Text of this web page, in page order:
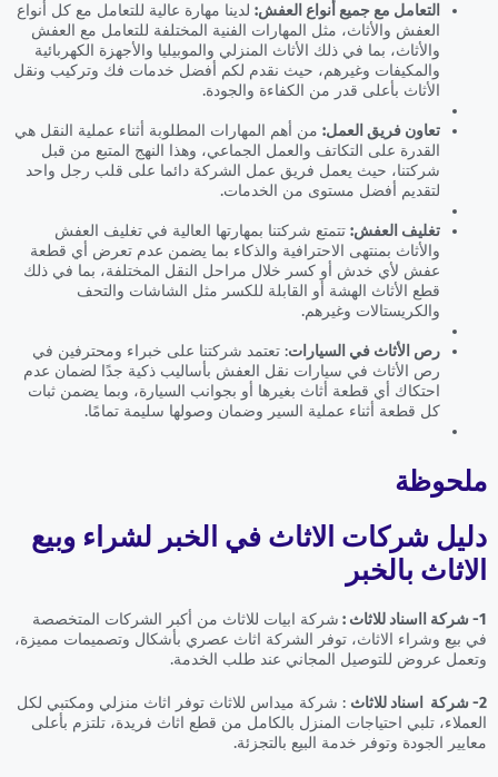
التعامل مع جميع أنواع العفش: لدينا مهارة عالية للتعامل مع كل أنواع
العفش والأثاث، مثل المهارات الفنية المختلفة للتعامل مع العفش
والأثاث، بما في ذلك الأثاث المنزلي والموبيليا والأجهزة الكهربائية
والمكيفات وغيرهم، حيث نقدم لكم أفضل خدمات فك وتركيب ونقل
الأثاث بأعلى قدر من الكفاءة والجودة.
تعاون فريق العمل: من أهم المهارات المطلوبة أثناء عملية النقل هي
القدرة على التكاتف والعمل الجماعي، وهذا النهج المتبع من قبل
شركتنا، حيث يعمل فريق عمل الشركة دائما على قلب رجل واحد
لتقديم أفضل مستوى من الخدمات.
تغليف العفش: تتمتع شركتنا بمهارتها العالية في تغليف العفش
والأثاث بمنتهى الاحترافية والذكاء بما يضمن عدم تعرض أي قطعة
عفش لأي خدش أو كسر خلال مراحل النقل المختلفة، بما في ذلك
قطع الأثاث الهشة أو القابلة للكسر مثل الشاشات والتحف
والكريستالات وغيرهم.
رص الأثاث في السيارات: تعتمد شركتنا على خبراء ومحترفين في
رص الأثاث في سيارات نقل العفش بأساليب ذكية جدًا لضمان عدم
احتكاك أي قطعة أثاث بغيرها أو بجوانب السيارة، وبما يضمن ثبات
كل قطعة أثناء عملية السير وضمان وصولها سليمة تمامًا.
ملحوظة
دليل شركات الاثاث في الخبر لشراء وبيع
الاثاث بالخبر
1- شركة ااسناد للاثاث :
شركة ابيات للاثاث من أكبر الشركات المتخصصة
في بيع وشراء الاثاث، توفر الشركة اثاث عصري بأشكال وتصميمات مميزة،
وتعمل عروض للتوصيل المجاني عند طلب الخدمة.
2- شركة اسناد للاثاث
: شركة ميداس للاثاث توفر اثاث منزلي ومكتبي لكل
العملاء، تلبي احتياجات المنزل بالكامل من قطع اثاث فريدة، تلتزم بأعلى
معايير الجودة وتوفر خدمة البيع بالتجزئة.